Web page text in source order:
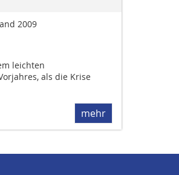
2009
leichten
als die Krise
mehr